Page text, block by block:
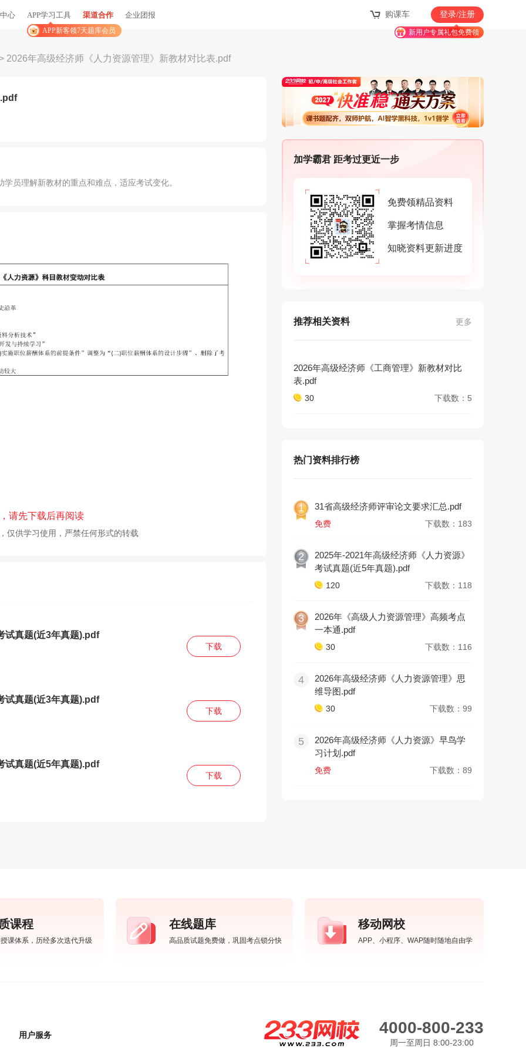
心 APP学习工具
APP新客领7天题库会员
渠道合作 企业团报 购课车 登录/注册
新用户专属礼包免费领
2026年高级经济师《人力资源管理》新教材对比表.pdf
员理解新教材的重点和难点，适应考试变化。
请先下载后再阅读
仅供学习使用，严禁任何形式的转载
试真题(近3年真题).pdf
下载
试真题(近3年真题).pdf
下载
试真题(近5年真题).pdf
下载
加学霸君 距考过更近一步
免费领精品资料
掌握考情信息
知晓资料更新进度
推荐相关资料 更多
2026年高级经济师《工商管理》新教材对比
表.pdf
30 下载数：5
热门资料排行榜
1 31省高级经济师评审论文要求汇总.pdf
免费 下载数：183
2
2025年-2021年高级经济师《人力资源》
考试真题(近5年真题).pdf
120 下载数：118
3
2026年《高级人力资源管理》高频考点
一本通.pdf
30 下载数：116
4
2026年高级经济师《人力资源管理》思
维导图.pdf
30 下载数：99
5
2026年高级经济师《人力资源》早鸟学
习计划.pdf
免费 下载数：89
课程
课体系，历经多次迭代升级
在线题库
高品质试题免费做，巩固考点锁分快
移动网校
APP、小程序、WAP随时随地自由学
用户服务 4000-800-233
周一至周日 8:00-23:00